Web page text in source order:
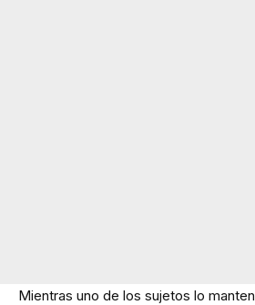
Mientras uno de los sujetos lo